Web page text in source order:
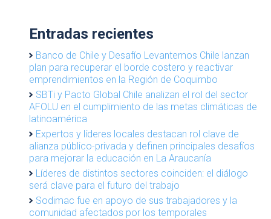
e
e
n
t
P
a
g
Entradas recientes
Banco de Chile y Desafío Levantemos Chile lanzan
plan para recuperar el borde costero y reactivar
emprendimientos en la Región de Coquimbo
SBTi y Pacto Global Chile analizan el rol del sector
AFOLU en el cumplimiento de las metas climáticas de
latinoamérica
Expertos y líderes locales destacan rol clave de
alianza público-privada y definen principales desafíos
para mejorar la educación en La Araucanía
Líderes de distintos sectores coinciden: el diálogo
será clave para el futuro del trabajo
Sodimac fue en apoyo de sus trabajadores y la
comunidad afectados por los temporales